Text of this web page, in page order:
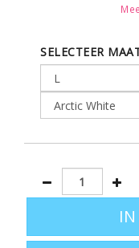
broekboord. Geen
Leverbaar in 8
jaar - L=9/11 jaar -
SELECTEER